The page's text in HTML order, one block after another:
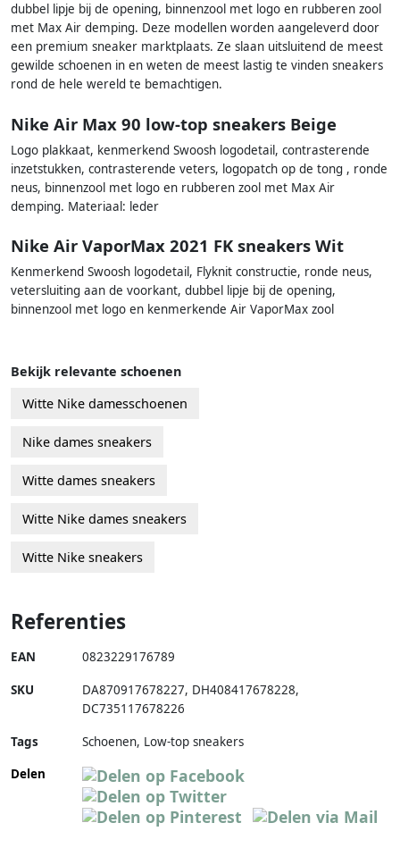
dubbel lipje bij de opening, binnenzool met logo en rubberen zool
met Max Air demping. Deze modellen worden aangeleverd door
een premium sneaker marktplaats. Ze slaan uitsluitend de meest
gewilde schoenen in en weten de meest lastig te vinden sneakers
rond de hele wereld te bemachtigen.
Nike Air Max 90 low-top sneakers Beige
Logo plakkaat, kenmerkend Swoosh logodetail, contrasterende
inzetstukken, contrasterende veters, logopatch op de tong , ronde
neus, binnenzool met logo en rubberen zool met Max Air
demping. Materiaal: leder
Nike Air VaporMax 2021 FK sneakers Wit
Kenmerkend Swoosh logodetail, Flyknit constructie, ronde neus,
vetersluiting aan de voorkant, dubbel lipje bij de opening,
binnenzool met logo en kenmerkende Air VaporMax zool
Bekijk relevante schoenen
Witte Nike damesschoenen
Nike dames sneakers
Witte dames sneakers
Witte Nike dames sneakers
Witte Nike sneakers
Referenties
EAN 0823229176789
SKU DA870917678227, DH408417678228,
DC735117678226
Tags
Schoenen, Low-top sneakers
Delen